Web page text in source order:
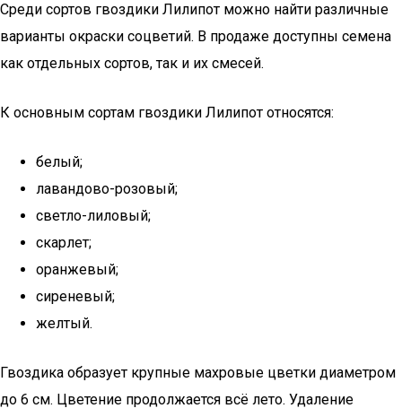
Среди сортов гвоздики Лилипот можно найти различные
варианты окраски соцветий. В продаже доступны семена
как отдельных сортов, так и их смесей.
К основным сортам гвоздики Лилипот относятся:
белый;
лавандово-розовый;
светло-лиловый;
скарлет;
оранжевый;
сиреневый;
желтый.
Гвоздика образует крупные махровые цветки диаметром
до 6 см. Цветение продолжается всё лето. Удаление